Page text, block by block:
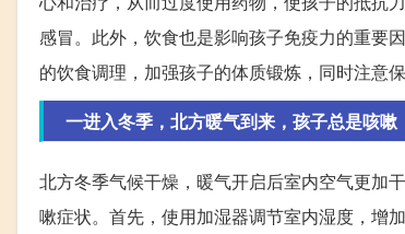
感冒。此外，饮食也是影响孩子免疫力的重要
的饮食调理，加强孩子的体质锻炼，同时注意
一进入冬季，北方暖气到来，孩子总是咳嗽
北方冬季气候干燥，暖气开启后室内空气更加
嗽症状。首先，使用加湿器调节室内湿度，增